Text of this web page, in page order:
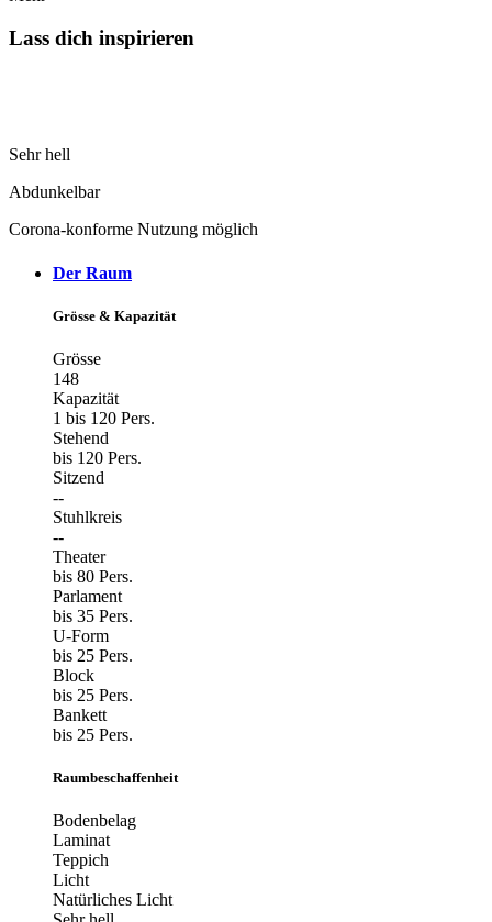
Lass dich inspirieren
Sehr hell
Abdunkelbar
Corona-konforme Nutzung möglich
Der Raum
Grösse & Kapazität
Grösse
148
Kapazität
1 bis 120 Pers.
Stehend
bis 120 Pers.
Sitzend
--
Stuhlkreis
--
Theater
bis 80 Pers.
Parlament
bis 35 Pers.
U-Form
bis 25 Pers.
Block
bis 25 Pers.
Bankett
bis 25 Pers.
Raumbeschaffenheit
Bodenbelag
Laminat
Teppich
Licht
Natürliches Licht